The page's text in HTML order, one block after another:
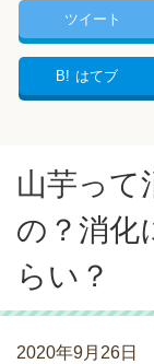
ツイート
B! はてブ
山芋って
の？消化
らい？
2020年9月26日